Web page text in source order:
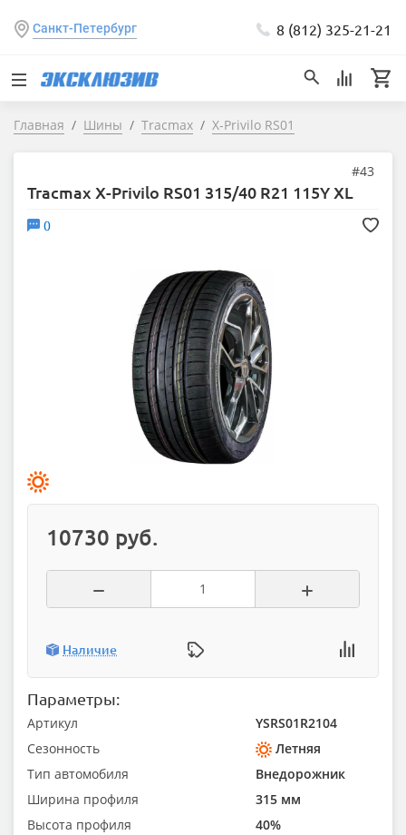
Санкт-Петербург 8 (812) 325-21-21
Главная Шины Tracmax X-Privilo RS01
#43
Tracmax X-Privilo RS01 315/40 R21 115Y XL
0
10730 руб.
Наличие
Параметры:
Артикул
YSRS01R2104
Сезонность
Летняя
Тип автомобиля
Внедорожник
Ширина профиля
315 мм
Высота профиля
40%